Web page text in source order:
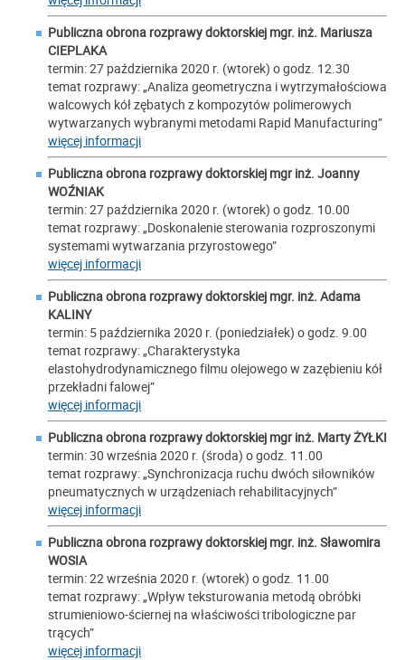
Publiczna obrona rozprawy doktorskiej mgr. inż. Mariusza
CIEPLAKA
termin: 27 października 2020 r. (wtorek) o godz. 12.30
temat rozprawy: „Analiza geometryczna i wytrzymałościowa
walcowych kół zębatych z kompozytów polimerowych
wytwarzanych wybranymi metodami Rapid Manufacturing”
więcej informacji
Publiczna obrona rozprawy doktorskiej mgr inż. Joanny
WOŹNIAK
termin: 27 października 2020 r. (wtorek) o godz. 10.00
temat rozprawy: „Doskonalenie sterowania rozproszonymi
systemami wytwarzania przyrostowego”
więcej informacji
Publiczna obrona rozprawy doktorskiej mgr. inż. Adama
KALINY
termin: 5 października 2020 r. (poniedziałek) o godz. 9.00
temat rozprawy: „Charakterystyka
elastohydrodynamicznego filmu olejowego w zazębieniu kół
przekładni falowej”
więcej informacji
Publiczna obrona rozprawy doktorskiej mgr inż. Marty ŻYŁKI
termin: 30 września 2020 r. (środa) o godz. 11.00
temat rozprawy: „Synchronizacja ruchu dwóch siłowników
pneumatycznych w urządzeniach rehabilitacyjnych”
więcej informacji
Publiczna obrona rozprawy doktorskiej mgr. inż. Sławomira
WOSIA
termin: 22 września 2020 r. (wtorek) o godz. 11.00
temat rozprawy: „Wpływ teksturowania metodą obróbki
strumieniowo-ściernej na właściwości tribologiczne par
trących”
więcej informacji